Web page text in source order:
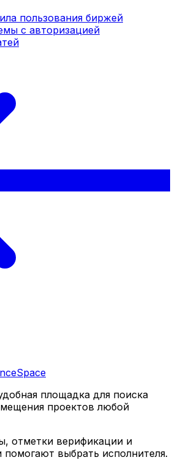
пользования биржей
с авторизацией
Space
площадка для поиска
проектов любой
отметки верификации и
помогают выбрать исполнителя.